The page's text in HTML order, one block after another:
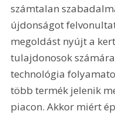
számtalan
újdonságot
megoldást nyújt a
tulajdonosok
technológia
több termék jelenik
piacon. Akkor miért